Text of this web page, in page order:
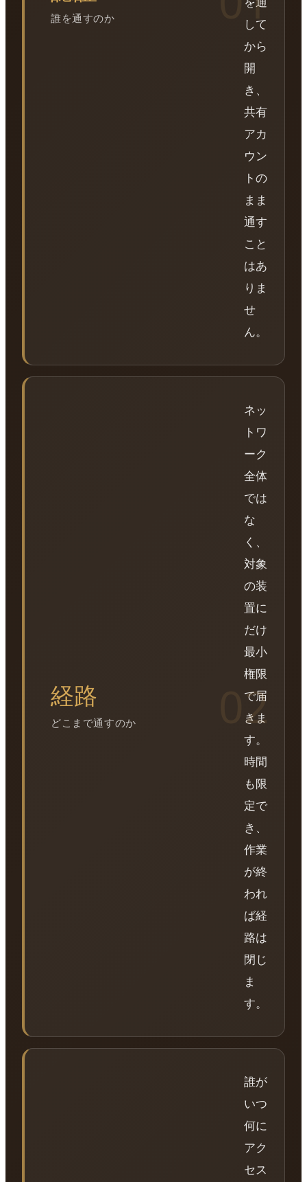
誰を通すのか
して
から
開
き、
共有
アカ
ウン
トの
まま
通す
こと
はあ
りま
せ
ん。
経路
どこまで通すのか
ネッ
トワ
ーク
全体
では
な
く、
対象
の装
置に
だけ
最小
権限
で届
きま
す。
時間
も限
定で
き、
作業
が終
われ
ば経
路は
閉じ
ま
す。
誰が
いつ
何に
アク
セス